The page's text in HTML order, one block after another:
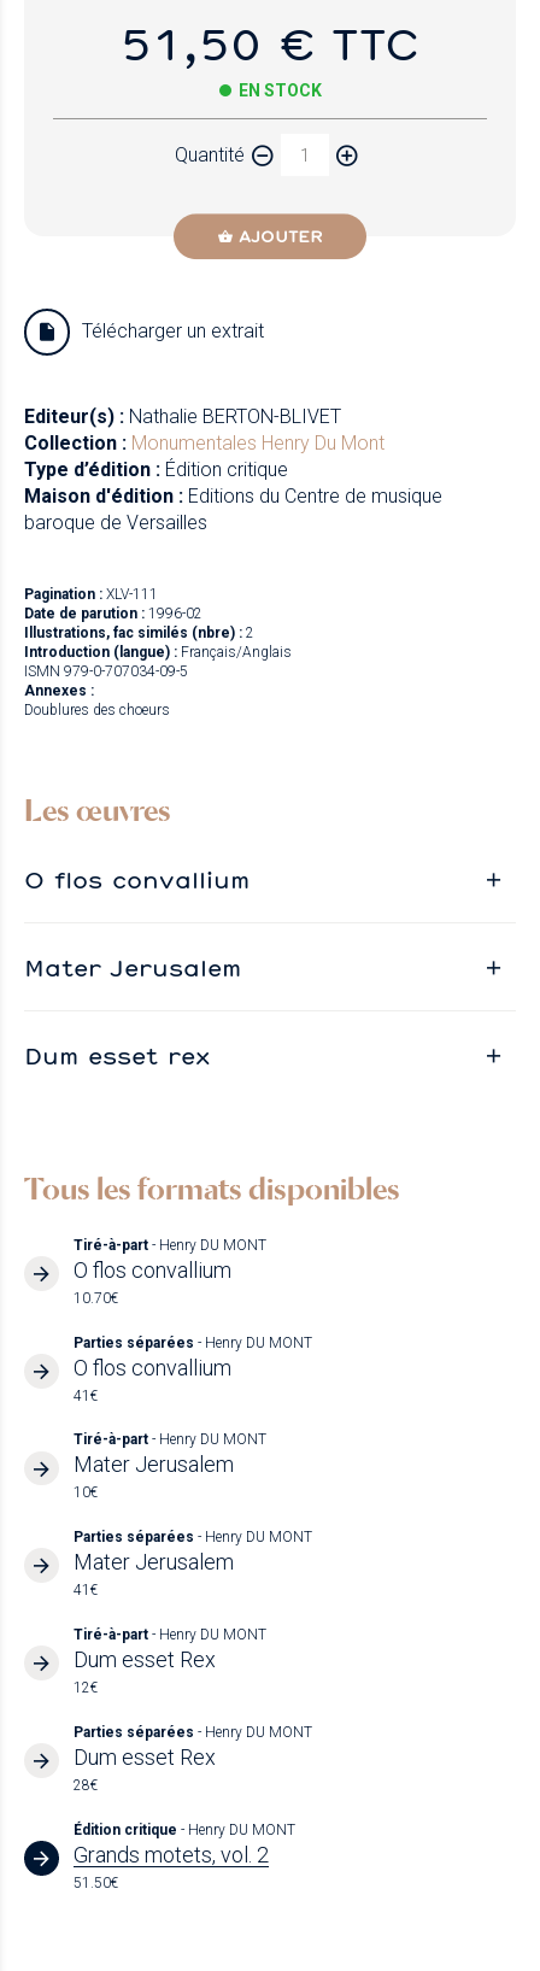
51,50 € TTC
EN STOCK
Quantité
AJOUTER
Télécharger un extrait
Editeur(s) : Nathalie BERTON-BLIVET
Collection : Monumentales Henry Du Mont
Type d’édition : Édition critique
Maison d'édition : Editions du Centre de musique
baroque de Versailles
Pagination : XLV-111
Date de parution : 1996-02
Illustrations, fac similés (nbre) : 2
Introduction (langue) : Français/Anglais
ISMN 979-0-707034-09-5
Annexes :
Doublures des choeurs
Les œuvres
O flos convallium
Mater Jerusalem
Dum esset rex
Tous les formats disponibles
Tiré-à-part - Henry DU MONT
O flos convallium
10.70€
Parties séparées - Henry DU MONT
O flos convallium
41€
Tiré-à-part - Henry DU MONT
Mater Jerusalem
10€
Parties séparées - Henry DU MONT
Mater Jerusalem
41€
Tiré-à-part - Henry DU MONT
Dum esset Rex
12€
Parties séparées - Henry DU MONT
Dum esset Rex
28€
Édition critique - Henry DU MONT
Grands motets, vol. 2
51.50€